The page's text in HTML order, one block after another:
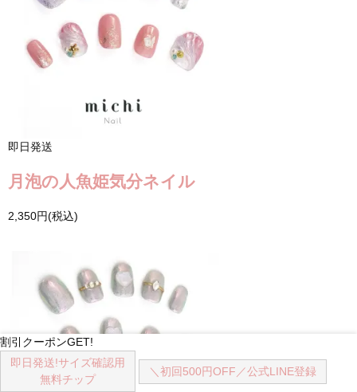
即日発送
月泡の人魚姫気分ネイル
2,350円(税込)
割引クーポンGET!
即日発送!サイズ確認用
無料チップ
＼初回500円OFF／公式LINE登録